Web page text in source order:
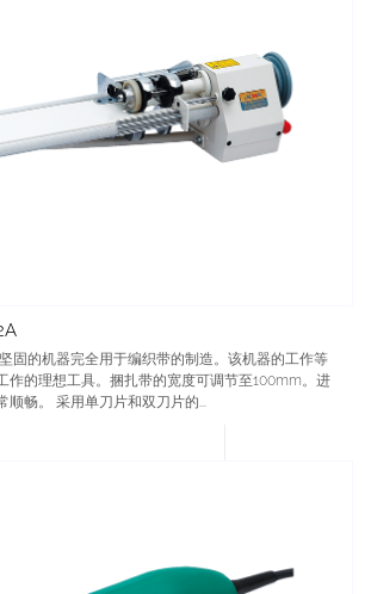
固的机器完全用于编织带的制造。该机器的工作等
作的理想工具。捆扎带的宽度可调节至100mm。进
畅。 采用单刀片和双刀片的...